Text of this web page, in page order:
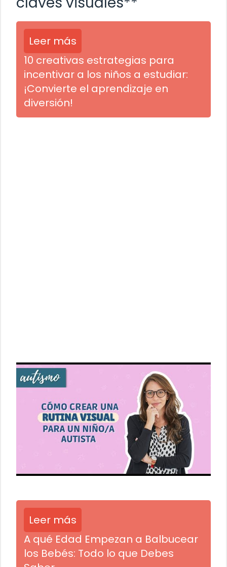
Leer más
10 creativas estrategias para
incentivar a los niños a estudiar:
¡Convierte el aprendizaje en
diversión!
Leer más
A qué Edad Empezan a Balbucear
los Bebés: Todo lo que Debes